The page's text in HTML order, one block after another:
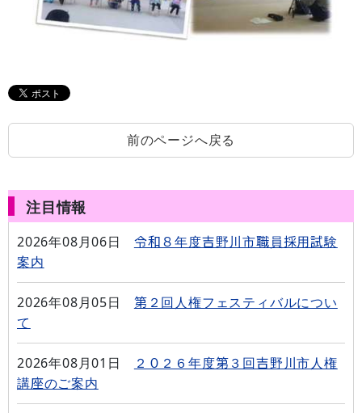
前のページへ戻る
注目情報
2026年08月06日
令和８年度吉野川市職員採用試験
案内
2026年08月05日
第２回人権フェスティバルについ
て
2026年08月01日
２０２６年度第３回吉野川市人権
講座のご案内